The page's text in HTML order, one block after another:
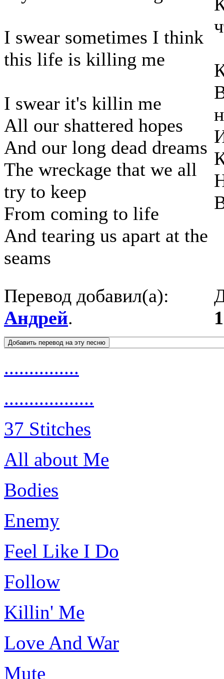
I swear sometimes I think
this life is killing me
I swear it's killin me
All our shattered hopes
And our long dead dreams
The wreckage that we all
try to keep
From coming to life
And tearing us apart at the
seams
Перевод добавил(а):
Андрей.
...............
..................
37 Stitches
All about Me
Bodies
Enemy
Feel Like I Do
Follow
Killin' Me
Love And War
Mute